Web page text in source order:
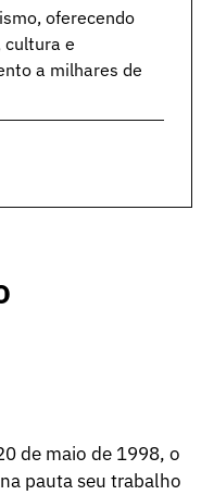
oferecendo
cultura e
a milhares de
de maio de 1998, o
pauta seu trabalho